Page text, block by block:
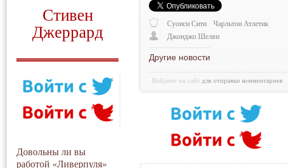
Стивен
Джеррард
Довольны ли вы
работой «Ливерпуля»
Суонси Сити
Чарльтон Атлетик
Джонджо Шелви
Другие новости
Войдите на сайт для отправки комментариев